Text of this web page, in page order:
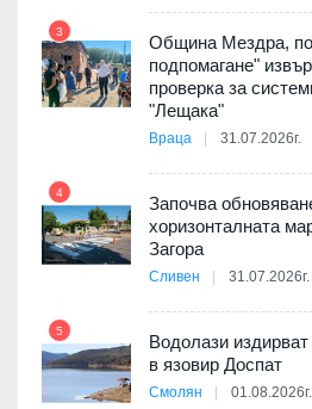
3
Община Мездра,
подпомагане"
проверка за
"Лещака"
Враца 31.07.2026г.
4
Започва
хоризонталната
Загора
Сливен 31.07.2026г.
5
Водолази
в язовир Доспат
Смолян 01.08.2026г.